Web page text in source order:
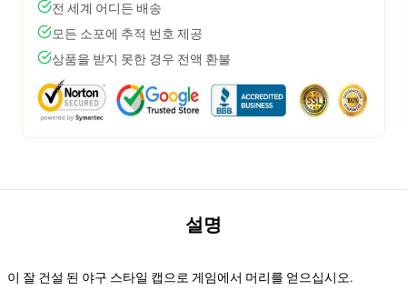
전 세계 어디든 배송
모든 소포에 추적 번호 제공
상품을 받지 못한 경우 전액 환불
설명
이 잘 건설 된 야구 스타일 캡으로 게임에서 머리를 얻으십시오.